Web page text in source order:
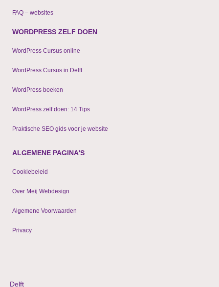
FAQ – websites
WORDPRESS ZELF DOEN
WordPress Cursus online
WordPress Cursus in Delft
WordPress boeken
WordPress zelf doen: 14 Tips
Praktische SEO gids voor je website
ALGEMENE PAGINA'S
Cookiebeleid
Over Meij Webdesign
Algemene Voorwaarden
Privacy
Delft